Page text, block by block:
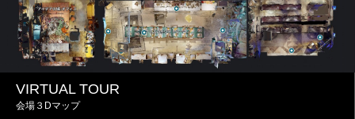
VIRTUAL TOUR
会場３Dマップ